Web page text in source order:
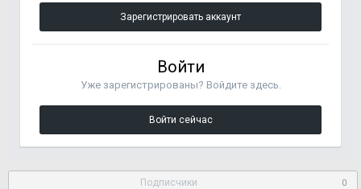
Зарегистрировать аккаунт
Войти
Уже зарегистрированы? Войдите здесь.
Войти сейчас
Подписчики 0